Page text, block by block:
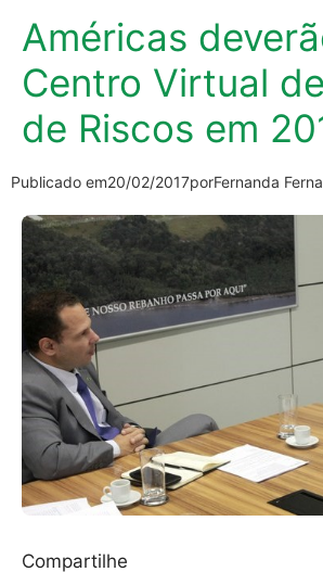
Américas
Centro Virtual
de Riscos em
Publicado em20/02/2017porFernanda
Compartilhe